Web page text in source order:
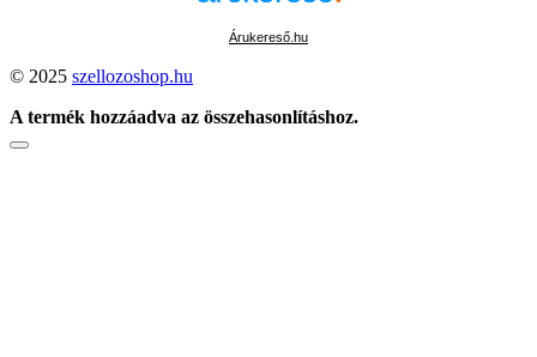
Árukereső.hu
© 2025 szellozoshop.hu
A termék hozzáadva az összehasonlításhoz.